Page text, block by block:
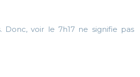
voir le 7h17 ne signifie pas